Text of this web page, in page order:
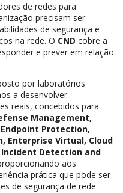
de redes para
precisam ser
de segurança e
na rede. O CND cobre a
e prever em relação
por laboratórios
a desenvolver
reais, concebidos para
Management,
Protection,
Enterprise Virtual, Cloud
Detection and
aos
prática que pode ser
de segurança de rede